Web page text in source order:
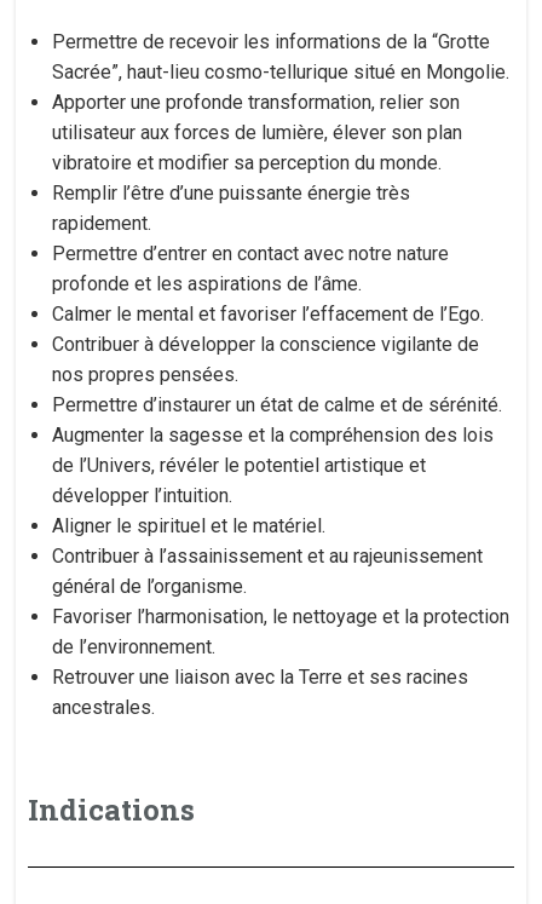
Permettre de recevoir les informations de la “Grotte
Sacrée”, haut-lieu cosmo-tellurique situé en Mongolie.
Apporter une profonde transformation, relier son
utilisateur aux forces de lumière, élever son plan
vibratoire et modifier sa perception du monde.
Remplir l’être d’une puissante énergie très
rapidement.
Permettre d’entrer en contact avec notre nature
profonde et les aspirations de l’âme.
Calmer le mental et favoriser l’effacement de l’Ego.
Contribuer à développer la conscience vigilante de
nos propres pensées.
Permettre d’instaurer un état de calme et de sérénité.
Augmenter la sagesse et la compréhension des lois
de l’Univers, révéler le potentiel artistique et
développer l’intuition.
Aligner le spirituel et le matériel.
Contribuer à l’assainissement et au rajeunissement
général de l’organisme.
Favoriser l’harmonisation, le nettoyage et la protection
de l’environnement.
Retrouver une liaison avec la Terre et ses racines
ancestrales.
Indications